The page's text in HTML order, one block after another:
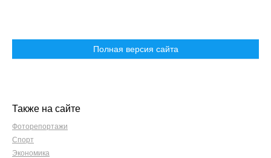
Полная версия сайта
Также на сайте
Фоторепортажи
Спорт
Экономика